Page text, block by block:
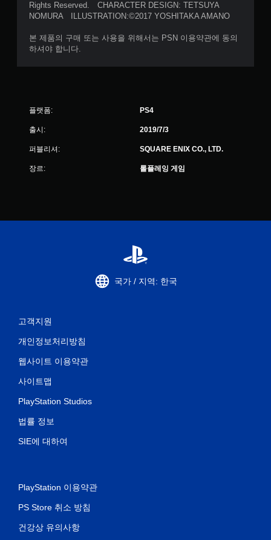
Rights Reserved. CHARACTER DESIGN: TETSUYA
NOMURA ILLUSTRATION:©2017 YOSHITAKA AMANO
본 제품의 구매 또는 사용을 위해서는 PSN 이용약관에 동의
하셔야 합니다.
플랫폼: PS4
출시: 2019/7/3
퍼블리셔: SQUARE ENIX CO., LTD.
장르: 롤플레잉 게임
국가 / 지역: 한국
고객지원
개인정보처리방침
웹사이트 이용약관
사이트맵
PlayStation Studios
법률 정보
SIE에 대하여
PlayStation 이용약관
PS Store 취소 방침
건강상 유의사항